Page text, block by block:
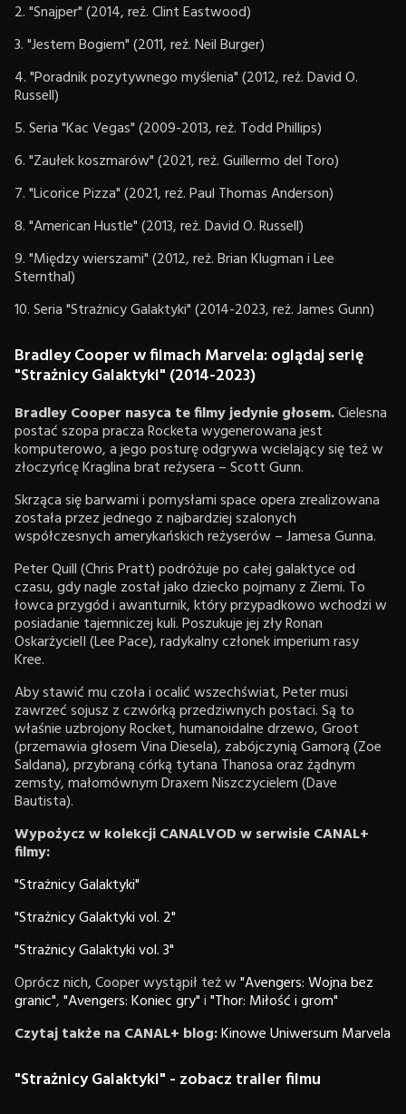
2. "Snajper" (2014, reż. Clint Eastwood)
3. "Jestem Bogiem" (2011, reż. Neil Burger)
4. "Poradnik pozytywnego myślenia" (2012, reż. David O.
Russell)
5. Seria "Kac Vegas" (2009-2013, reż. Todd Phillips)
6. "Zaułek koszmarów" (2021, reż. Guillermo del Toro)
7. "Licorice Pizza" (2021, reż. Paul Thomas Anderson)
8. "American Hustle" (2013, reż. David O. Russell)
9. "Między wierszami" (2012, reż. Brian Klugman i Lee
Sternthal)
10. Seria "Strażnicy Galaktyki" (2014-2023, reż. James Gunn)
Bradley Cooper w filmach Marvela: oglądaj serię
"Strażnicy Galaktyki" (2014-2023)
Bradley Cooper nasyca te filmy jedynie głosem.Cielesna
postać szopa pracza Rocketa wygenerowana jest
komputerowo, a jego posturę odgrywa wcielający się też w
złoczyńcę Kraglina brat reżysera – Scott Gunn.
Skrząca się barwami i pomysłami space opera zrealizowana
została przez jednego z najbardziej szalonych
współczesnych amerykańskich reżyserów – Jamesa Gunna.
Peter Quill (Chris Pratt) podróżuje po całej galaktyce od
czasu, gdy nagle został jako dziecko pojmany z Ziemi. To
łowca przygód i awanturnik, który przypadkowo wchodzi w
posiadanie tajemniczej kuli. Poszukuje jej zły Ronan
OskarżycielI (Lee Pace), radykalny członek imperium rasy
Kree.
Aby stawić mu czoła i ocalić wszechświat, Peter musi
zawrzeć sojusz z czwórką przedziwnych postaci. Są to
właśnie uzbrojony Rocket, humanoidalne drzewo, Groot
(przemawia głosem Vina Diesela), zabójczynią Gamorą (Zoe
Saldana), przybraną córką tytana Thanosa oraz żądnym
zemsty, małomównym Draxem Niszczycielem (Dave
Bautista).
Wypożycz w kolekcji CANALVOD w serwisie CANAL+
filmy:
"Strażnicy Galaktyki"
"Strażnicy Galaktyki vol. 2"
"Strażnicy Galaktyki vol. 3"
Oprócz nich, Cooper wystąpił też w"Avengers: Wojna bez
granic","Avengers: Koniec gry"i"Thor: Miłość i grom"
Czytaj także na CANAL+ blog:Kinowe Uniwersum Marvela
"Strażnicy Galaktyki" - zobacz trailer filmu